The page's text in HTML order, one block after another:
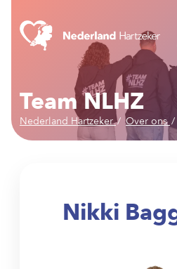
Team NLHZ
Nederland Hartzeker Over ons
Nikki